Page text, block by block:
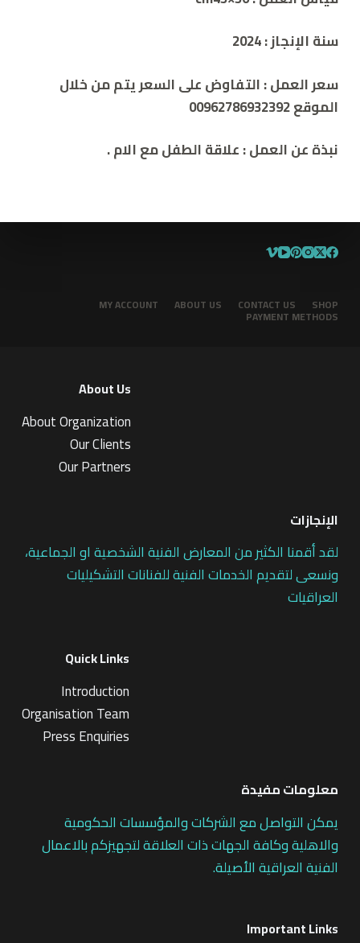
سنة الإنجاز :2024
سعر العمل : التفاوض على السعر يتم من خلال
الموقع 00962786932392
نبذة عن العمل :علاقة الطفل مع الام.
SHOP
CONTACT US
ABOUT US
MY ACCOUNT
PAYMENT METHODS
About Us
About Organization
Our Clients
Our Partners
الإنجازات
لقد أقمنا الكثير من المعارض الفنية الشخصية او الجماعية،
ونسعى لتقديم الخدمات الفنية للفنانات التشكيليات
العراقيات
Quick Links
Introduction
Organisation Team
Press Enquiries
معلومات مفيدة
يمكن التواصل مع الشركات والمؤسسات الحكومية
والاهلية وكافة الجهات ذات العلاقة لتجهيزكم بالاعمال
الفنية العراقية الأصيلة.
Important Links